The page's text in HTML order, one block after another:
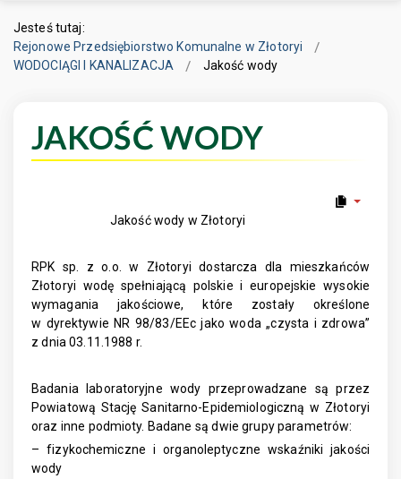
Jesteś tutaj:
Rejonowe Przedsiębiorstwo Komunalne w Złotoryi
WODOCIĄGI I KANALIZACJA
Jakość wody
JAKOŚĆ WODY
Jakość wody w Złotoryi
RPK sp. z o.o. w Złotoryi dostarcza dla mieszkańców
Złotoryi wodę spełniającą polskie i europejskie wysokie
wymagania jakościowe, które zostały określone
w dyrektywie NR 98/83/EEc jako woda „czysta i zdrowa”
z dnia 03.11.1988 r.
Badania laboratoryjne wody przeprowadzane są przez
Powiatową Stację Sanitarno-Epidemiologiczną w Złotoryi
oraz inne podmioty. Badane są dwie grupy parametrów:
– fizykochemiczne i organoleptyczne wskaźniki jakości
wody